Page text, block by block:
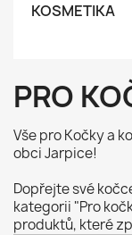
KOSMETIKA
PRO
Vše pro Kočky a
obci Jarpice!
Dopřejte své
kategorii "Pro
produktů, které